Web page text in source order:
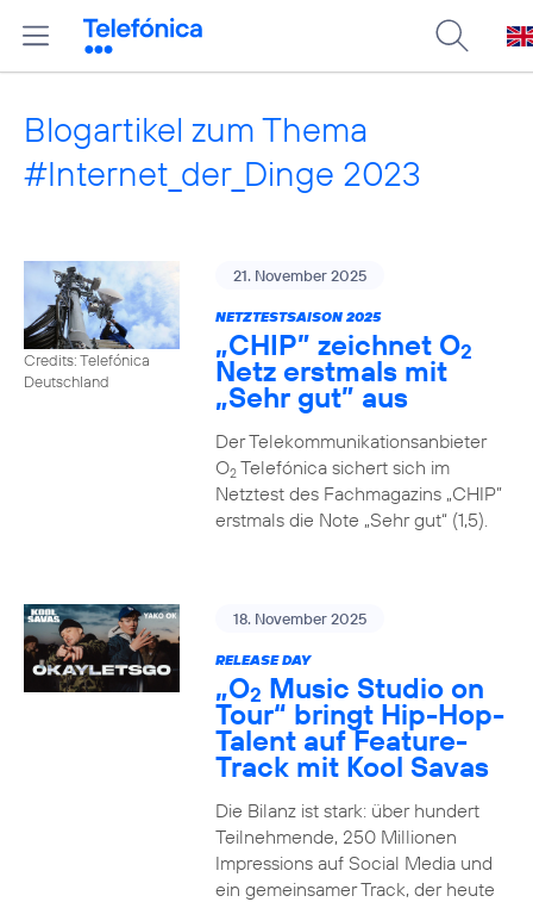
Blogartikel zum Thema
#Internet_der_Dinge 2023
Credits: Telefónica
Deutschland
21. November 2025
NETZTESTSAISON 2025
„CHIP” zeichnet O2
Netz erstmals mit
„Sehr gut” aus
Der Telekommunikationsanbieter
O2Telefónica sichert sich im
Netztest des Fachmagazins „CHIP”
erstmals die Note „Sehr gut“ (1,5).
18. November 2025
RELEASE DAY
„O2 Music Studio on
Tour“ bringt Hip-Hop-
Talent auf Feature-
Track mit Kool Savas
Die Bilanz ist stark: über hundert
Teilnehmende, 250 Millionen
Impressions auf Social Media und
ein gemeinsamer Track, der heute